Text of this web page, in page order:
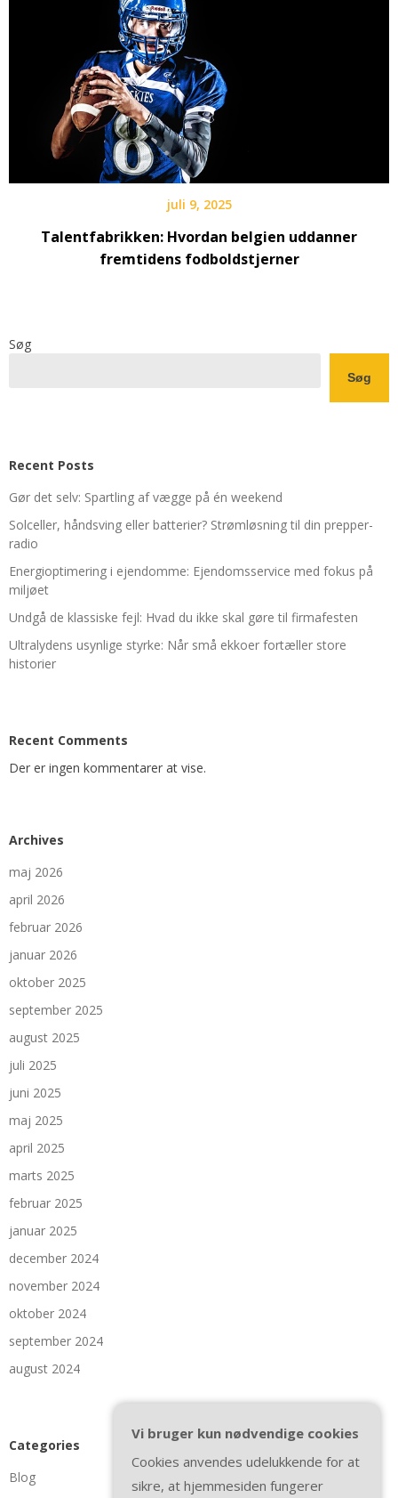
juli 9, 2025
Talentfabrikken: Hvordan belgien uddanner
fremtidens fodboldstjerner
Søg
Søg
Recent Posts
Gør det selv: Spartling af vægge på én weekend
Solceller, håndsving eller batterier? Strømløsning til din prepper-
radio
Energioptimering i ejendomme: Ejendomsservice med fokus på
miljøet
Undgå de klassiske fejl: Hvad du ikke skal gøre til firmafesten
Ultralydens usynlige styrke: Når små ekkoer fortæller store
historier
Recent Comments
Der er ingen kommentarer at vise.
Archives
maj 2026
april 2026
februar 2026
januar 2026
oktober 2025
september 2025
august 2025
juli 2025
juni 2025
maj 2025
april 2025
marts 2025
februar 2025
januar 2025
december 2024
november 2024
oktober 2024
september 2024
august 2024
Categories
Blog
Vi bruger kun nødvendige cookies
Cookies anvendes udelukkende for at
sikre, at hjemmesiden fungerer